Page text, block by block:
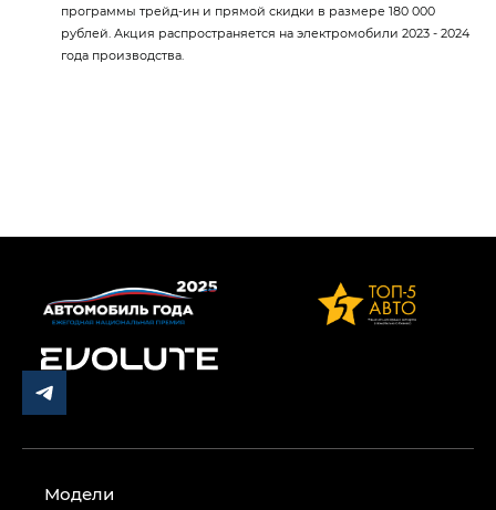
программы трейд-ин и прямой скидки в размере 180 000
рублей. Акция распространяется на электромобили 2023 - 2024
года производства.
Модели